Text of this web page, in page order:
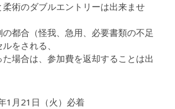
柔術のダブルエントリーは出来ませ
都合（怪我、急用、必要書類の不足
をされる、
場合は、参加費を返却することは出
1月21日（火）必着